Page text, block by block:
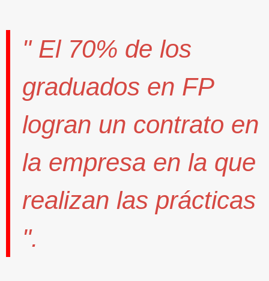
" El 70% de los
graduados en FP
logran un contrato en
la empresa en la que
realizan las prácticas
".